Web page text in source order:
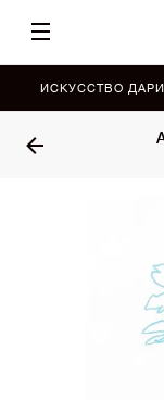
ИСКУССТВО